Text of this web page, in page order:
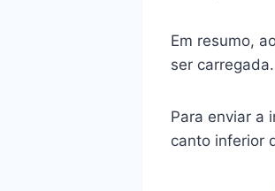
Em resumo,
ser carregada.
Para enviar a
canto inferior